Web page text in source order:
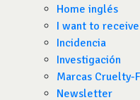
Home inglés
I want to
Incidencia
Investigación
Marcas Cruelty-
Newsletter